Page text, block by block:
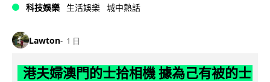
科技娛樂 生活娛樂 城中熱話
Lawton 1 日
港夫婦澳門的士拾相機 據為己有被的士